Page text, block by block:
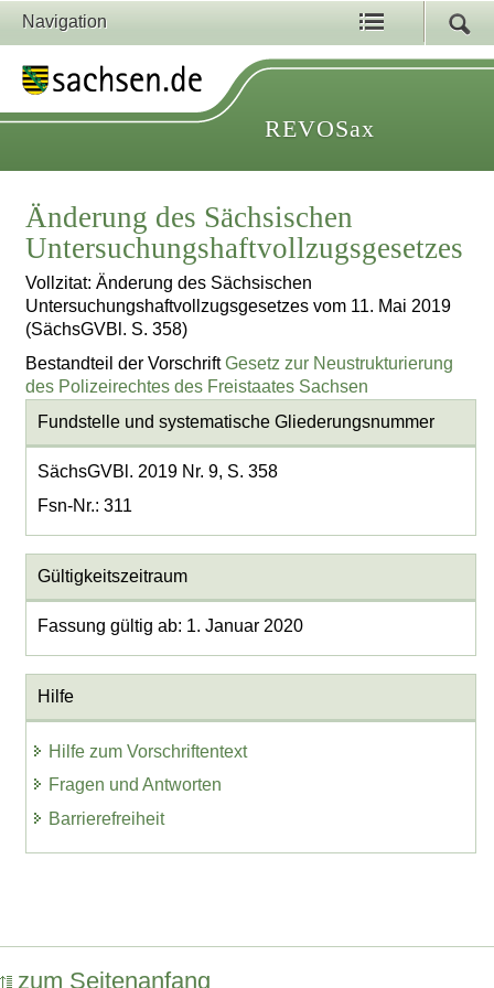
Navigation
REVOSax
Änderung des Sächsischen
Untersuchungshaftvollzugsgesetzes
Vollzitat: Änderung des Sächsischen
Untersuchungshaftvollzugsgesetzes vom 11. Mai 2019
(SächsGVBl. S. 358)
Bestandteil der VorschriftGesetz zur Neustrukturierung
des Polizeirechtes des Freistaates Sachsen
Fundstelle und systematische Gliederungsnummer
SächsGVBl. 2019 Nr. 9, S. 358
Fsn-Nr.: 311
Gültigkeitszeitraum
Fassung gültig ab: 1. Januar 2020
Hilfe
Hilfe zum Vorschriftentext
Fragen und Antworten
Barrierefreiheit
zum Seitenanfang